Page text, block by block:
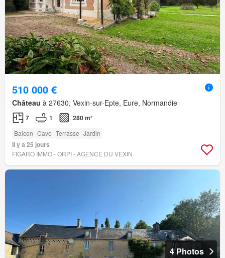
510 000 €
Château à 27630, Vexin-sur-Epte, Eure, Normandie
7 1 280 m²
Balcon Cave Terrasse Jardin
Il y a 25 jours
FIGARO IMMO - ORPI - AGENCE DU VEXIN
4 Photos